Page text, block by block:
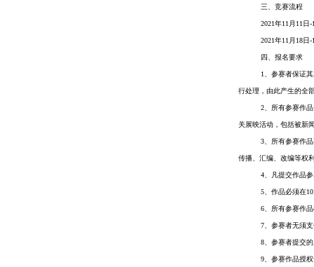
三、竞赛流程
2021年11月11 日-
2021年11 月18日-
四、报名要求
1、参赛者保证
行处理，由此产生的全
2、所有参赛作
关展映活动，包括被新
3、所有参赛作
传播、汇编、改编等权
4、凡提交作品
5、作品必须在
6、所有参赛作
7、参赛者无须
8、参赛者提交
9、参赛作品授